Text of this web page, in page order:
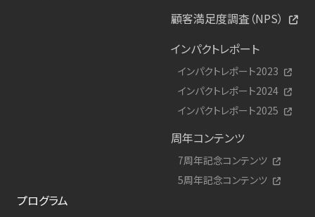
顧客満足度調査（NPS）
インパクトレポート
インパクトレポート2023
インパクトレポート2024
インパクトレポート2025
周年コンテンツ
7周年記念コンテンツ
5周年記念コンテンツ
プログラム